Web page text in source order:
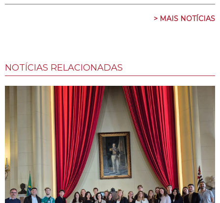
> MAIS NOTÍCIAS
NOTÍCIAS RELACIONADAS